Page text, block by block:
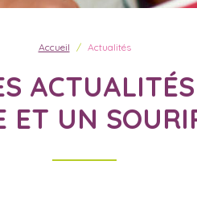
Accueil Actualités
ACTUALITÉS
ET UN